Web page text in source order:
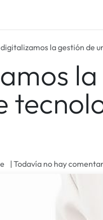
la gestión de
| Todavía no hay